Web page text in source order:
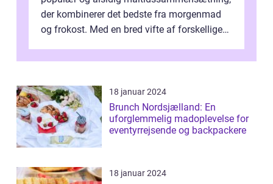
der kombinerer det bedste fra morgenmad
og frokost. Med en bred vifte af forskellige
18 januar 2024
Brunch Nordsjælland: En
uforglemmelig madoplevelse for
eventyrrejsende og backpackere
18 januar 2024